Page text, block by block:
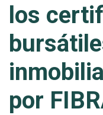
los
por